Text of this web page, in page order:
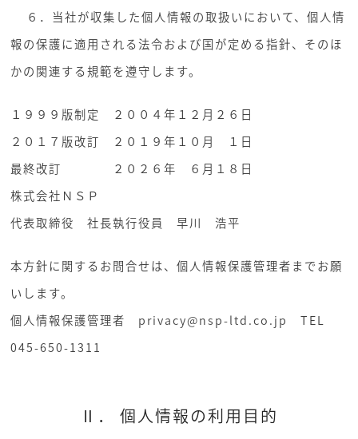
６．当社が収集した個人情報の取扱いにおいて、個人情
報の保護に適用される法令および国が定める指針、そのほ
かの関連する規範を遵守します。
１９９９版制定 ２００４年１２月２６日
２０１７版改訂 ２０１９年１０月 １日
最終改訂 ２０２６年 ６月１８日
株式会社ＮＳＰ
代表取締役 社長執行役員 早川 浩平
本方針に関するお問合せは、個人情報保護管理者までお願
いします。
個人情報保護管理者 privacy@nsp-ltd.co.jp
TEL
045-650-1311
Ⅱ． 個人情報の利用目的